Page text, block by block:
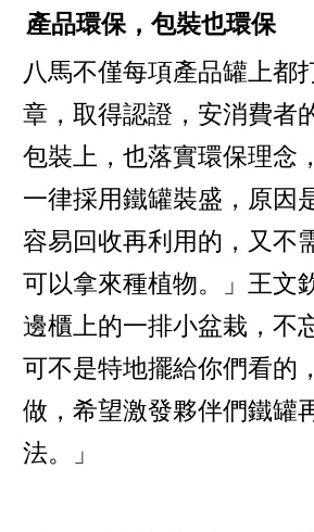
產品環保，包裝也環保
八馬不僅每項產品罐上都
章，取得認證，安消費者
包裝上，也落實環保理念
一律採用鐵罐裝盛，原因
容易回收再利用的，又不
可以拿來種植物。」王文
邊櫃上的一排小盆栽，不
可不是特地擺給你們看的
做，希望激發夥伴們鐵罐
法。」